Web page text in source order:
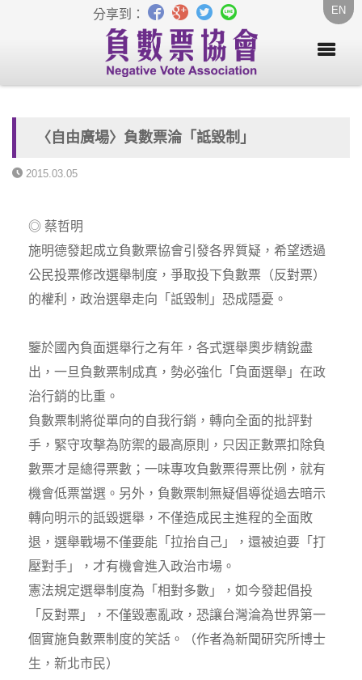
EN
分享到：
〈自由廣場〉負數票淪「詆毀制」
2015.03.05
◎ 蔡哲明
施明德發起成立負數票協會引發各界質疑，希望透過
公民投票修改選舉制度，爭取投下負數票（反對票）
的權利，政治選舉走向「詆毀制」恐成隱憂。
鑒於國內負面選舉行之有年，各式選舉奧步精銳盡
出，一旦負數票制成真，勢必強化「負面選舉」在政
治行銷的比重。
負數票制將從單向的自我行銷，轉向全面的批評對
手，緊守攻擊為防禦的最高原則，只因正數票扣除負
數票才是總得票數；一味專攻負數票得票比例，就有
機會低票當選。另外，負數票制無疑倡導從過去暗示
轉向明示的詆毀選舉，不僅造成民主進程的全面敗
退，選舉戰場不僅要能「拉抬自己」，還被迫要「打
壓對手」，才有機會進入政治市場。
憲法規定選舉制度為「相對多數」，如今發起倡投
「反對票」，不僅毀憲亂政，恐讓台灣淪為世界第一
個實施負數票制度的笑話。（作者為新聞研究所博士
生，新北市民）